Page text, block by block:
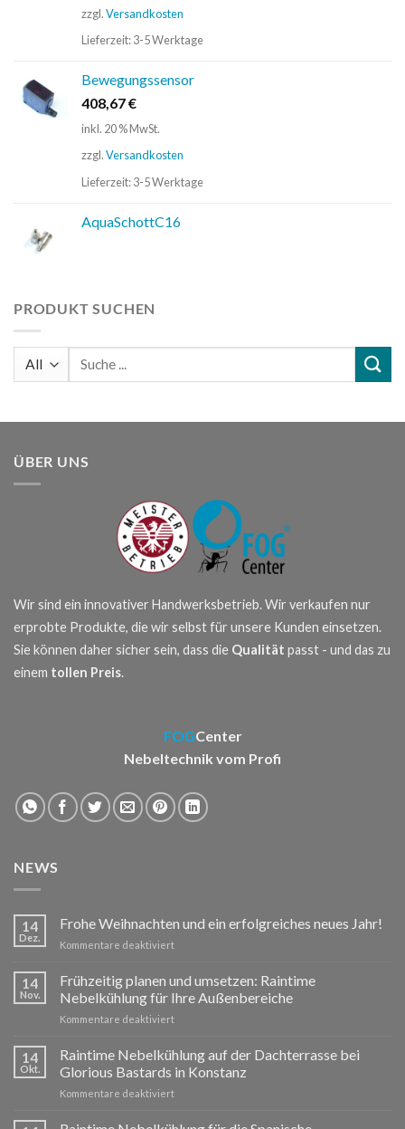
zzgl.Versandkosten
Lieferzeit:3-5 Werktage
Bewegungssensor
408,67€
inkl. 20 % MwSt.
zzgl.Versandkosten
Lieferzeit:3-5 Werktage
AquaSchottC16
PRODUKT SUCHEN
Suchen
ÜBER UNS
Wir sind ein innovativer Handwerksbetrieb. Wir verkaufen nur
erprobte Produkte, die wir selbst für unsere Kunden einsetzen.
Sie können daher sicher sein, dass die Qualität passt - und das zu
einem tollen Preis.
FOGCenter
Nebeltechnik vom Profi
NEWS
14
Dez.
Frohe Weihnachten und ein erfolgreiches neues Jahr!
Kommentare deaktiviertfür
Weihnachten
und
ein
erfolgreiches
Jahr!
14
Nov.
Frühzeitig planen und umsetzen: Raintime
Nebelkühlung für Ihre Außenbereiche
Kommentare deaktiviertfür
planen
und
umsetzen:
Raintime
für
14
Okt.
Raintime Nebelkühlung auf der Dachterrasse bei
Glorious Bastards in Konstanz
Kommentare deaktiviertfür
Nebelkühlung